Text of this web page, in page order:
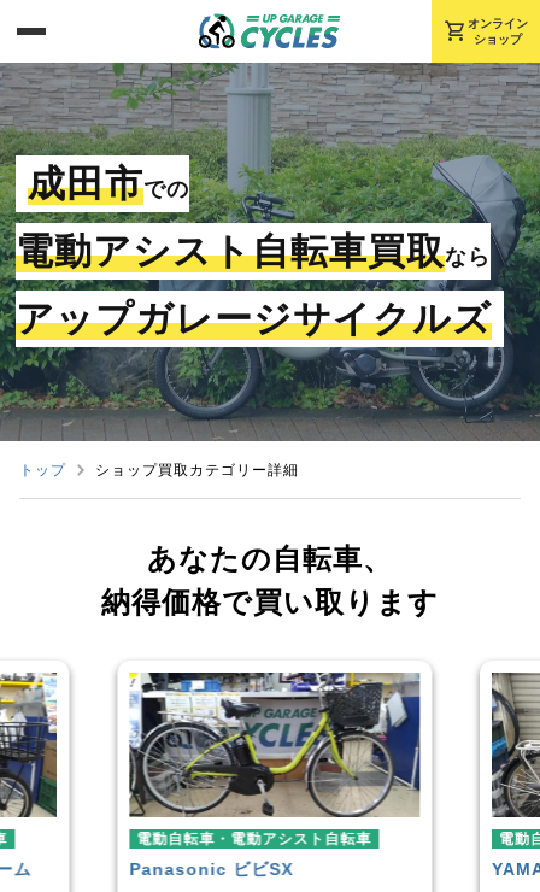
shopping_cart オンライン
ショップ
成田市での
電動アシスト自転車買取なら
アップガレージサイクルズ
トップ ショップ買取カテゴリー詳細
あなたの自転車、
納得価格で買い取ります
ム
電動自転車・電動アシスト自転車
Panasonic ビビSX
電動